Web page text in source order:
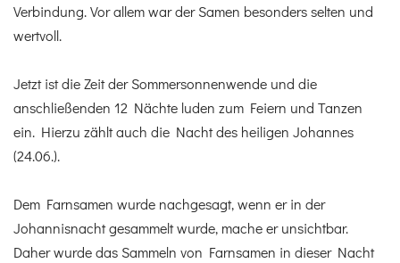
Verbindung. Vor allem war der Samen besonders selten und
wertvoll.
Jetzt ist die Zeit der Sommersonnenwende und die
anschließenden 12 Nächte luden zum Feiern und Tanzen
ein. Hierzu zählt auch die Nacht des heiligen Johannes
(24.06.).
Dem Farnsamen wurde nachgesagt, wenn er in der
Johannisnacht gesammelt wurde, mache er unsichtbar.
Daher wurde das Sammeln von Farnsamen in dieser Nacht